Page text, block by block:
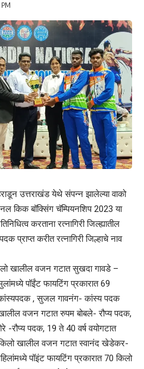
उत्तराखंड येथे संपन्न झालेल्या वाको
किक बॉक्सिंग चॅम्पियनशिप 2023 या
करताना रत्नागिरी जिल्ह्यातील
प्राप्त करीत रत्नागिरी जिल्हाचे नाव
खालील वजन गटात सुखदा गावडे –
पॉईंट फायटिंग प्रकारात 69
, सुजल गावनंग- कांस्य पदक
वजन गटात रुपम बोबले- रौप्य पदक,
-रौप्य पदक, 19 ते 40 वर्ष वयोगटात
खालील वजन गटात स्वानंद खेडेकर-
पॉइंट फायटिंग प्रकारात 70 किलो